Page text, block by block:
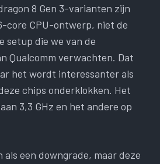
8 Gen 3-varianten zijn
core CPU-ontwerp, niet de
setup die we van de
Qualcomm verwachten. Dat
het wordt interessanter als
chips onderklokken. Het
3,3 GHz en het andere op
een downgrade, maar deze